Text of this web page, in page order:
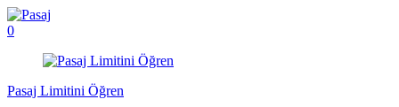
0
Pasaj Limitini Öğren